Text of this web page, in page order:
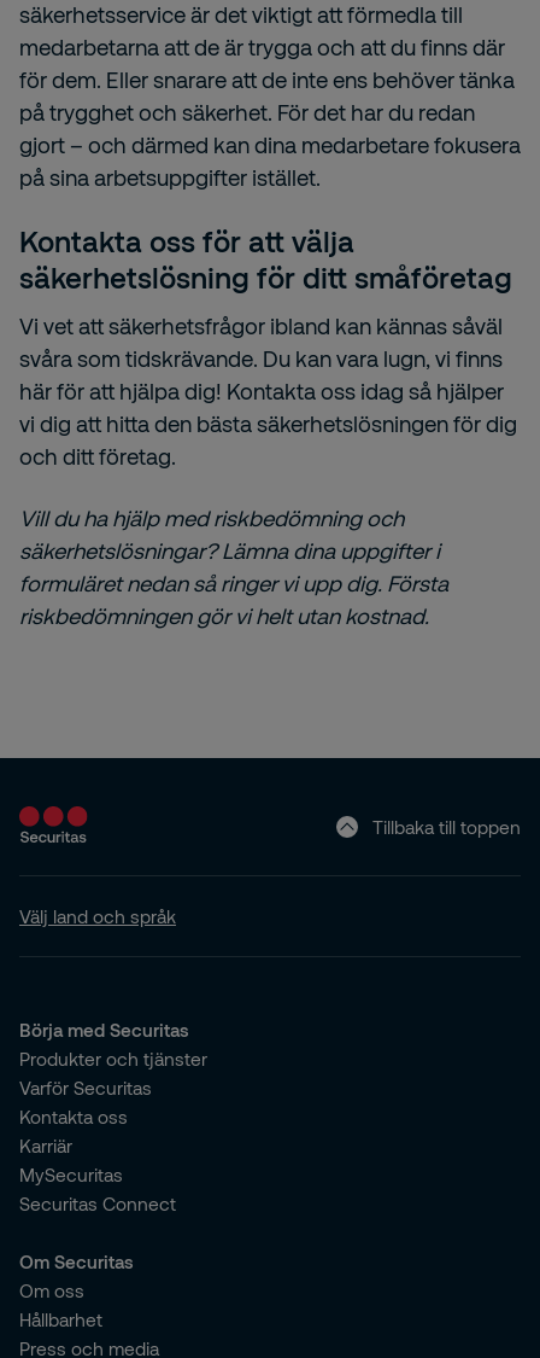
säkerhetsservice är det viktigt att förmedla till
medarbetarna att de är trygga och att du finns där
för dem. Eller snarare att de inte ens behöver tänka
påtrygghet och säkerhet. För det har du redan
gjort – och därmed kan dina medarbetare fokusera
på sina arbetsuppgifter istället.
Kontakta oss för att välja
säkerhetslösning för ditt småföretag
Vi vet att säkerhetsfrågor ibland kan kännas såväl
svåra som tidskrävande. Du kan vara lugn, vi finns
här för att hjälpa dig! Kontakta oss idag så hjälper
vi dig att hitta den bästa säkerhetslösningen för dig
och ditt företag.
Vill du ha hjälp med riskbedömning och
säkerhetslösningar? Lämna dina uppgifter i
formuläret nedan så ringer vi upp dig. Första
riskbedömningen gör vi helt utan kostnad.
Tillbaka till toppen
Välj land och språk
Börja med Securitas
Produkter och tjänster
Varför Securitas
Kontakta oss
Karriär
MySecuritas
Securitas Connect
Om Securitas
Om oss
Hållbarhet
Press och media